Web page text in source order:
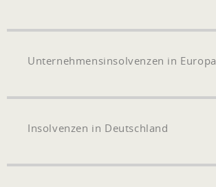
Unternehmensinsolvenzen in Europa
Insolvenzen in Deutschland